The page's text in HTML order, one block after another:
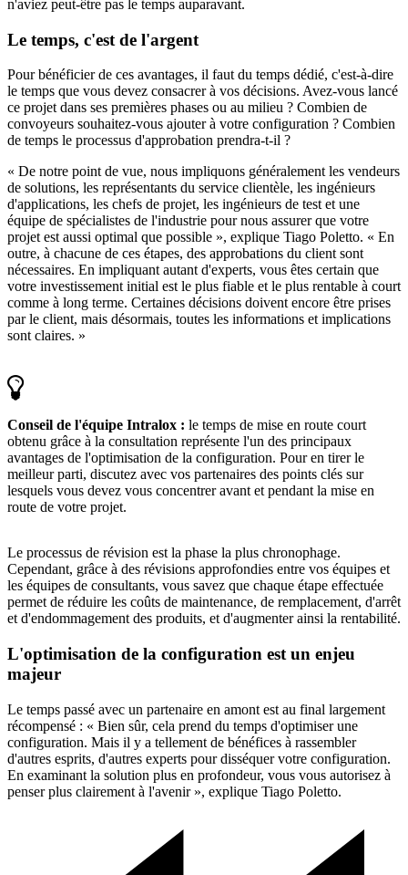
n'aviez peut-être pas le temps auparavant.
Le temps, c'est de l'argent
Pour bénéficier de ces avantages, il faut du temps dédié, c'est-à-dire
le temps que vous devez consacrer à vos décisions. Avez-vous lancé
ce projet dans ses premières phases ou au milieu ? Combien de
convoyeurs souhaitez-vous ajouter à votre configuration ? Combien
de temps le processus d'approbation prendra-t-il ?
« De notre point de vue, nous impliquons généralement les vendeurs
de solutions, les représentants du service clientèle, les ingénieurs
d'applications, les chefs de projet, les ingénieurs de test et une
équipe de spécialistes de l'industrie pour nous assurer que votre
projet est aussi optimal que possible », explique Tiago Poletto. « En
outre, à chacune de ces étapes, des approbations du client sont
nécessaires. En impliquant autant d'experts, vous êtes certain que
votre investissement initial est le plus fiable et le plus rentable à court
comme à long terme. Certaines décisions doivent encore être prises
par le client, mais désormais, toutes les informations et implications
sont claires. »
Conseil de l'équipe Intralox : le temps de mise en route court
obtenu grâce à la consultation représente l'un des principaux
avantages de l'optimisation de la configuration. Pour en tirer le
meilleur parti, discutez avec vos partenaires des points clés sur
lesquels vous devez vous concentrer avant et pendant la mise en
route de votre projet.
Le processus de révision est la phase la plus chronophage.
Cependant, grâce à des révisions approfondies entre vos équipes et
les équipes de consultants, vous savez que chaque étape effectuée
permet de réduire les coûts de maintenance, de remplacement, d'arrêt
et d'endommagement des produits, et d'augmenter ainsi la rentabilité.
L'optimisation de la configuration est un enjeu
majeur
Le temps passé avec un partenaire en amont est au final largement
récompensé : « Bien sûr, cela prend du temps d'optimiser une
configuration. Mais il y a tellement de bénéfices à rassembler
d'autres esprits, d'autres experts pour disséquer votre configuration.
En examinant la solution plus en profondeur, vous vous autorisez à
penser plus clairement à l'avenir », explique Tiago Poletto.